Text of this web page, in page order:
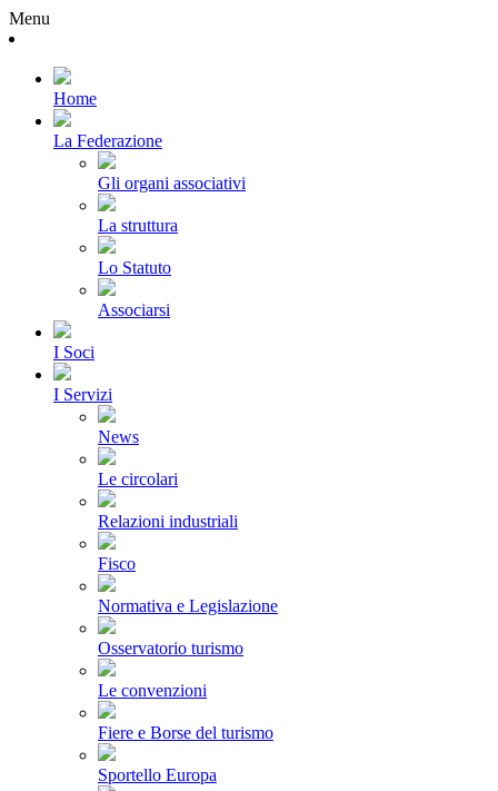
Menu
Home
La Federazione
Gli organi associativi
La struttura
Lo Statuto
Associarsi
I Soci
I Servizi
News
Le circolari
Relazioni industriali
Fisco
Normativa e Legislazione
Osservatorio turismo
Le convenzioni
Fiere e Borse del turismo
Sportello Europa